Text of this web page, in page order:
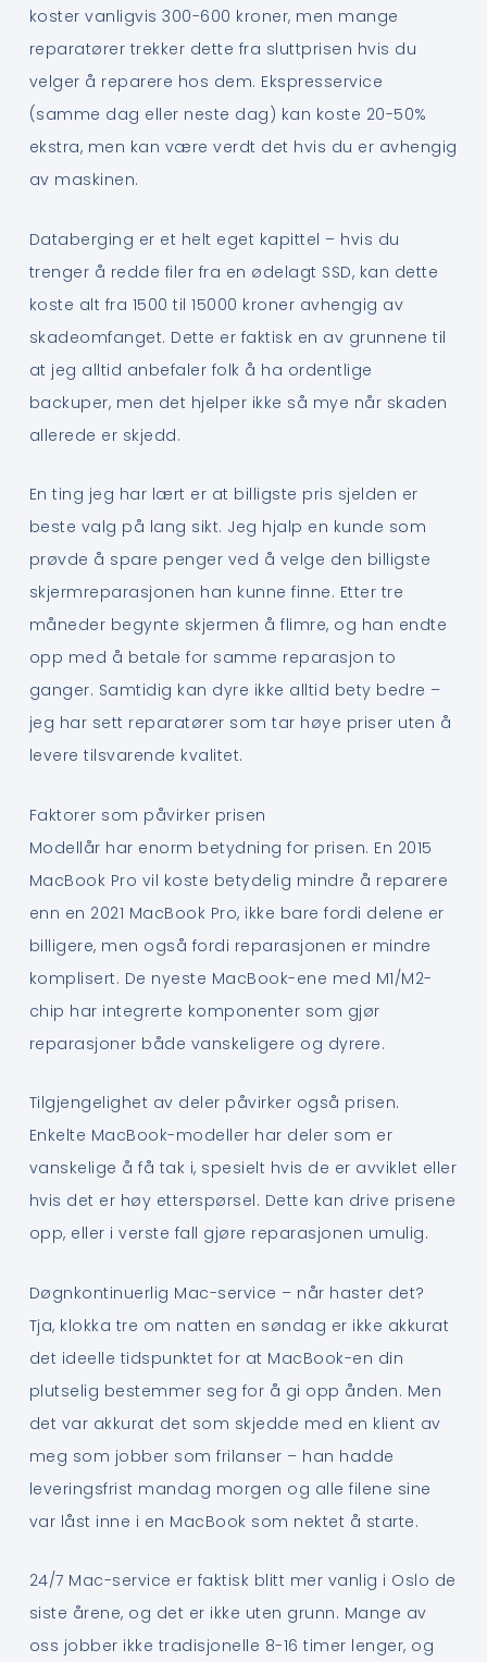
koster vanligvis 300-600 kroner, men mange
reparatører trekker dette fra sluttprisen hvis du
velger å reparere hos dem. Ekspresservice
(samme dag eller neste dag) kan koste 20-50%
ekstra, men kan være verdt det hvis du er avhengig
av maskinen.
Databerging er et helt eget kapittel – hvis du
trenger å redde filer fra en ødelagt SSD, kan dette
koste alt fra 1500 til 15000 kroner avhengig av
skadeomfanget. Dette er faktisk en av grunnene til
at jeg alltid anbefaler folk å ha ordentlige
backuper, men det hjelper ikke så mye når skaden
allerede er skjedd.
En ting jeg har lært er at billigste pris sjelden er
beste valg på lang sikt. Jeg hjalp en kunde som
prøvde å spare penger ved å velge den billigste
skjermreparasjonen han kunne finne. Etter tre
måneder begynte skjermen å flimre, og han endte
opp med å betale for samme reparasjon to
ganger. Samtidig kan dyre ikke alltid bety bedre –
jeg har sett reparatører som tar høye priser uten å
levere tilsvarende kvalitet.
Faktorer som påvirker prisen
Modellår har enorm betydning for prisen. En 2015
MacBook Pro vil koste betydelig mindre å reparere
enn en 2021 MacBook Pro, ikke bare fordi delene er
billigere, men også fordi reparasjonen er mindre
komplisert. De nyeste MacBook-ene med M1/M2-
chip har integrerte komponenter som gjør
reparasjoner både vanskeligere og dyrere.
Tilgjengelighet av deler påvirker også prisen.
Enkelte MacBook-modeller har deler som er
vanskelige å få tak i, spesielt hvis de er avviklet eller
hvis det er høy etterspørsel. Dette kan drive prisene
opp, eller i verste fall gjøre reparasjonen umulig.
Døgnkontinuerlig Mac-service – når haster det?
Tja, klokka tre om natten en søndag er ikke akkurat
det ideelle tidspunktet for at MacBook-en din
plutselig bestemmer seg for å gi opp ånden. Men
det var akkurat det som skjedde med en klient av
meg som jobber som frilanser – han hadde
leveringsfrist mandag morgen og alle filene sine
var låst inne i en MacBook som nektet å starte.
24/7 Mac-service er faktisk blitt mer vanlig i Oslo de
siste årene, og det er ikke uten grunn. Mange av
oss jobber ikke tradisjonelle 8-16 timer lenger, og